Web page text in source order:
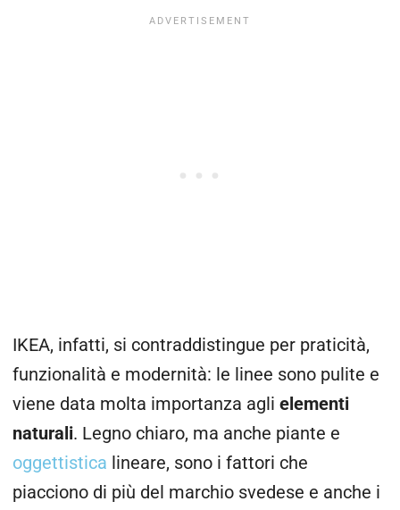
IKEA, infatti, si contraddistingue per praticità,
funzionalità e modernità: le linee sono pulite e
viene data molta importanza agli elementi
naturali. Legno chiaro, ma anche piante e
oggettistica lineare, sono i fattori che
piacciono di più del marchio svedese e anche i